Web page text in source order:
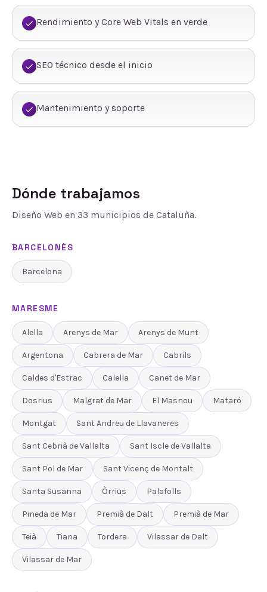
Rendimiento y Core Web Vitals en verde
SEO técnico desde el inicio
Mantenimiento y soporte
Dónde trabajamos
Diseño Web en 33 municipios de Cataluña.
BARCELONÈS
Barcelona
MARESME
Alella Arenys de Mar Arenys de Munt
Argentona Cabrera de Mar Cabrils
Caldes d'Estrac Calella Canet de Mar
Dosrius Malgrat de Mar El Masnou Mataró
Montgat Sant Andreu de Llavaneres
Sant Cebrià de Vallalta Sant Iscle de Vallalta
Sant Pol de Mar Sant Vicenç de Montalt
Santa Susanna Òrrius Palafolls
Pineda de Mar Premià de Dalt Premià de Mar
Teià Tiana Tordera Vilassar de Dalt
Vilassar de Mar